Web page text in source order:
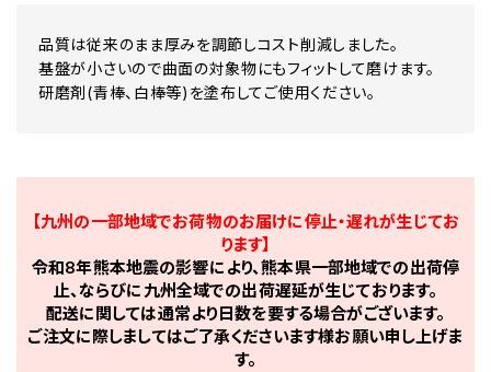
品質は従来のまま厚みを調節しコスト削減しました。
基盤が小さいので曲面の対象物にもフィットして磨けます。
研磨剤(青棒、白棒等)を塗布してご使用ください。
【九州の一部地域でお荷物のお届けに停止・遅れが生じてお
ります】
令和8年熊本地震の影響により、熊本県一部地域での出荷停
止、ならびに九州全域での出荷遅延が生じております。
配送に関しては通常より日数を要する場合がございます。
ご注文に際しましてはご了承くださいます様お願い申し上げま
す。